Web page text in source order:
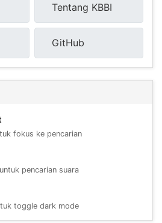
Tentang KBBI
GitHub
fokus ke pencarian
pencarian suara
toggle dark mode